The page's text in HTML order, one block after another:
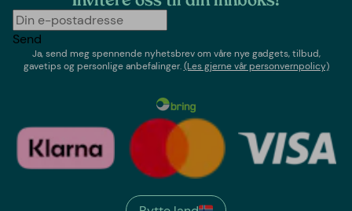
Send
Ja, send meg spennende nyhetsbrev om våre nye gadgets, tilbud,
gavetips og personlige anbefalinger.(Les gjerne vår personvernpolicy)